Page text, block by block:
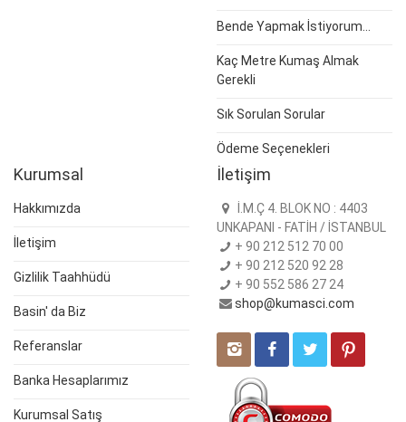
Bende Yapmak İstiyorum...
Kaç Metre Kumaş Almak
Gerekli
Sık Sorulan Sorular
Ödeme Seçenekleri
Kurumsal
Hakkımızda
İletişim
Gizlilik Taahhüdü
Basin' da Biz
Referanslar
Banka Hesaplarımız
Kurumsal Satış
İletişim
İ.M.Ç 4. BLOK NO : 4403
UNKAPANI - FATİH / İSTANBUL
+ 90 212 512 70 00
+ 90 212 520 92 28
+ 90 552 586 27 24
shop@kumasci.com